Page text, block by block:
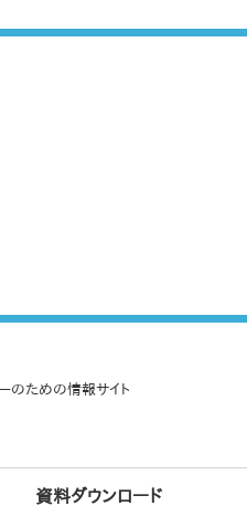
のための情報サイト
資料ダウンロード